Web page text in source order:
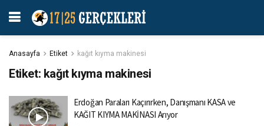
Anasayfa Etiket kağıt kıyma makinesi
Etiket: kağıt kıyma makinesi
Erdoğan Paraları Kaçırırken, Danışmanı KASA ve
KAĞIT KIYMA MAKİNASI Arıyor